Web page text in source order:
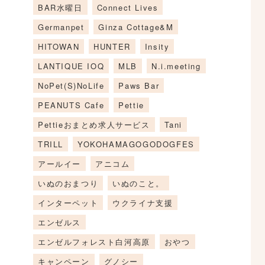
BAR水曜日
Connect Lives
Germanpet
Ginza Cottage&M
HITOWAN
HUNTER
Insity
LANTIQUE IOQ
MLB
N.i.meeting
NoPet(S)NoLife
Paws Bar
PEANUTS Cafe
Pettie
Pettieおまとめ求人サービス
Tani
TRILL
YOKOHAMAGOGODOGFES
アールイー
アニコム
いぬのおまつり
いぬのこと。
インターペット
ウクライナ支援
エンゼルス
エンゼルフォレスト白河高原
おやつ
キャンペーン
グノシー